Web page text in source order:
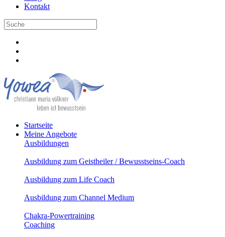
Kontakt
Startseite
Meine Angebote
Ausbildungen
Ausbildung zum Geistheiler / Bewusstseins-Coach
Ausbildung zum Life Coach
Ausbildung zum Channel Medium
Chakra-Powertraining
Coaching